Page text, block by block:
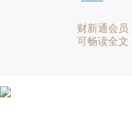
财新通会员
可畅读全文